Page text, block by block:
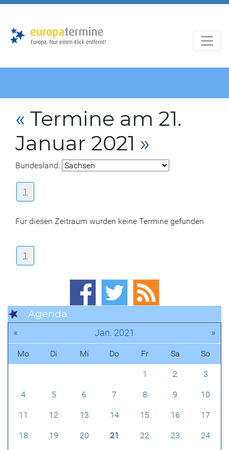
« Termine am 21.
Januar 2021 »
Bundesland:
1
Für diesen Zeitraum wurden keine Termine gefunden
1
Agenda
« Jan. 2021 »
Mo Di Mi Do Fr Sa So
1 2 3
4 5 6 7 8 9 10
11 12 13 14 15 16 17
18 19 20 21 22 23 24